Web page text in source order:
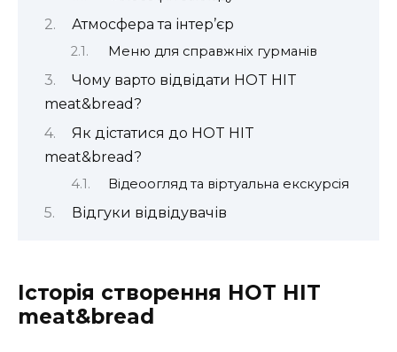
Атмосфера та інтер’єр
Меню для справжніх гурманів
Чому варто відвідати HOT HIT
meat&bread?
Як дістатися до HOT HIT
meat&bread?
Відеоогляд та віртуальна екскурсія
Відгуки відвідувачів
Історія створення HOT HIT
meat&bread